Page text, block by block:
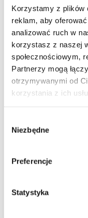
Korzystamy z
reklam, aby
analizować ruch w
korzystasz z naszej
społecznościowym,
Partnerzy mogą
otrzymywanymi od
korzystania z ich
zgody
Niezbędne
Preferencje
Statystyka
Falownik Inwerter